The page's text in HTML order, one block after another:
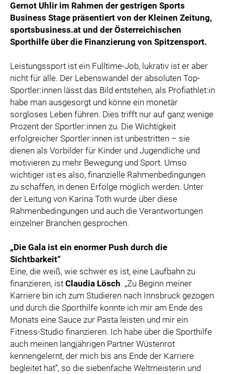
Gernot Uhlir im Rahmen der gestrigen Sports
Business Stage präsentiert von der Kleinen Zeitung,
sportsbusiness.at und der Österreichischen
Sporthilfe über die Finanzierung von Spitzensport.
Leistungssport ist ein Fulltime-Job, lukrativ ist er aber
nicht für alle. Der Lebenswandel der absoluten Top-
Sportler:innen lässt das Bild entstehen, als Profiathlet:in
habe man ausgesorgt und könne ein monetär
sorgloses Leben führen. Dies trifft nur auf ganz wenige
Prozent der Sportler:innen zu. Die Wichtigkeit
erfolgreicher Sportler:innen ist unbestritten – sie
dienen als Vorbilder für Kinder und Jugendliche und
motivieren zu mehr Bewegung und Sport. Umso
wichtiger ist es also, finanzielle Rahmenbedingungen
zu schaffen, in denen Erfolge möglich werden. Unter
der Leitung von Karina Toth wurde über diese
Rahmenbedingungen und auch die Verantwortungen
einzelner Branchen gesprochen.
„Die Gala ist ein enormer Push durch die
Sichtbarkeit“
Eine, die weiß, wie schwer es ist, eine Laufbahn zu
finanzieren, ist Claudia Lösch. „Zu Beginn meiner
Karriere bin ich zum Studieren nach Innsbruck gezogen
und durch die Sporthilfe konnte ich mir am Ende des
Monats eine Sauce zur Pasta leisten und mir ein
Fitness-Studio finanzieren. Ich habe über die Sporthilfe
auch meinen langjährigen Partner Wüstenrot
kennengelernt, der mich bis ans Ende der Karriere
begleitet hat“, so die siebenfache Weltmeisterin und